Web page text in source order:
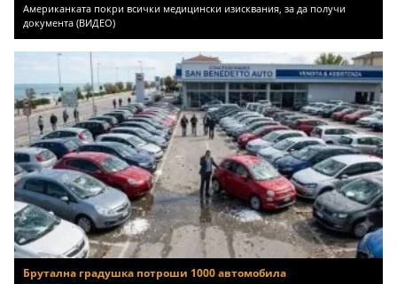
Американката покри всички медицински изисквания, за да получи
документа (ВИДЕО)
Брутална градушка потроши 1000 автомобила